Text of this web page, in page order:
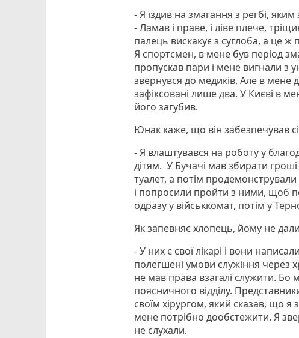
- Я їздив на змагання з регбі,
- Ламав і праве, і ліве плече,
палець вискакує з суглоба, а це ж
Я спортсмен, в мене був період
пропускав пари і мене вигнали з
звернувся до медиків. Але в мене
зафіксовані лише два. У Києві в
його загубив.
Юнак каже, що він забезпечував
- Я влаштувався на роботу у
дітям. У Бучачі мав збирати
туалет, а потім
і попросили пройти з ними, щоб
одразу у військкомат, потім у
Як запевняє хлопець, йому не
- У них є свої лікарі і вони
полегшені умови служіння
не мав права взагалі служити.
поясничного відділу.
своїм хірургом, який сказав, що
мене потрібно дообстежити. Я
не слухали.